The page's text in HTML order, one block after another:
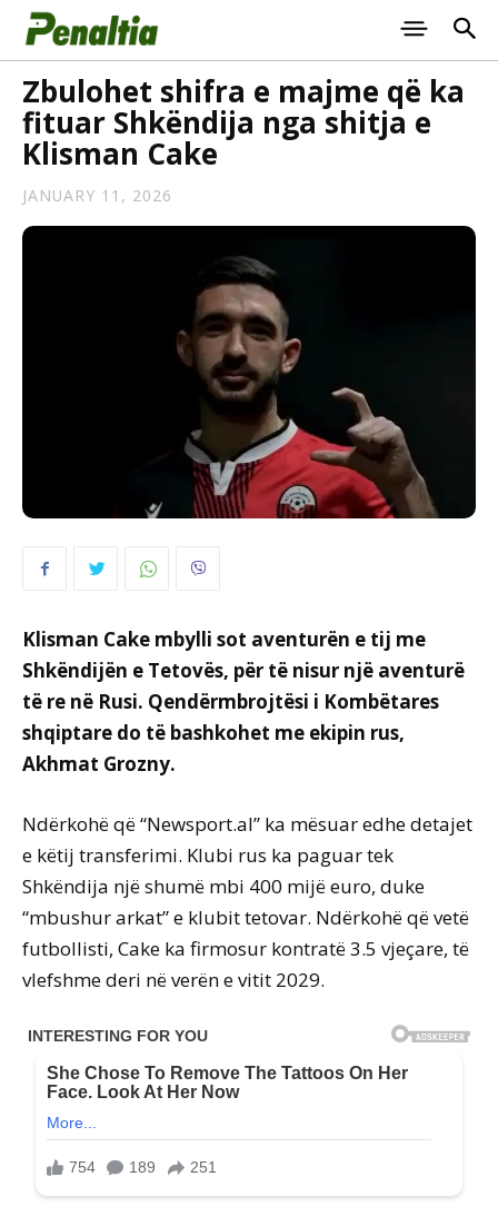
Zbulohet shifra e majme që ka
fituar Shkëndija nga shitja e
Klisman Cake
JANUARY 11, 2026
Klisman Cake mbylli sot aventurën e tij me
Shkëndijën e Tetovës, për të nisur një aventurë
të re në Rusi. Qendërmbrojtësi i Kombëtares
shqiptare do të bashkohet me ekipin rus,
Akhmat Grozny.
Ndërkohë që “Newsport.al” ka mësuar edhe detajet
e këtij transferimi. Klubi rus ka paguar tek
Shkëndija një shumë mbi 400 mijë euro, duke
“mbushur arkat” e klubit tetovar. Ndërkohë që vetë
futbollisti, Cake ka firmosur kontratë 3.5 vjeçare, të
vlefshme deri në verën e vitit 2029.